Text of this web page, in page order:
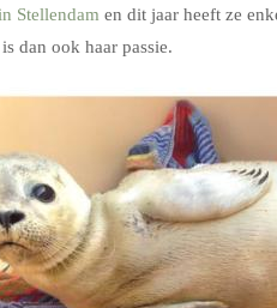
Stellendam en dit jaar heeft ze
dan ook haar passie.